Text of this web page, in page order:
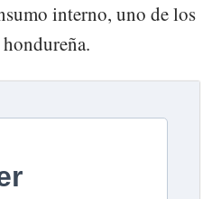
interno, uno de los